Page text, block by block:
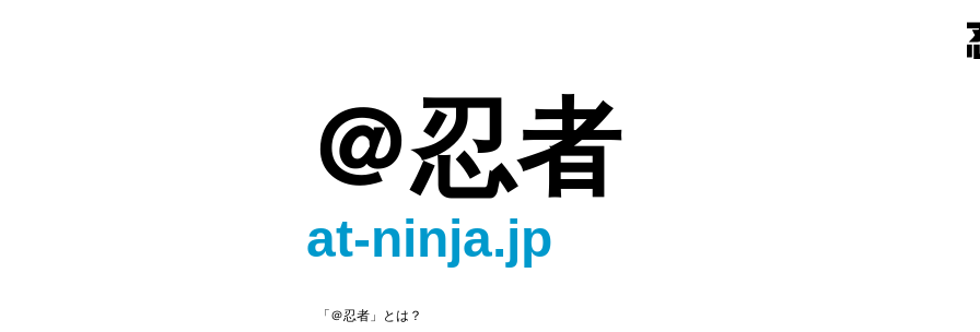
＠忍者
at-ninja.jp
「＠忍者」とは？